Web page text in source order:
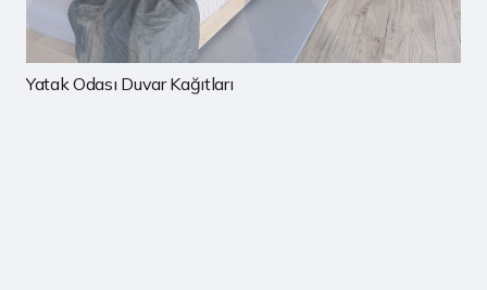
Çocuk Odası Duvar Kağıtları